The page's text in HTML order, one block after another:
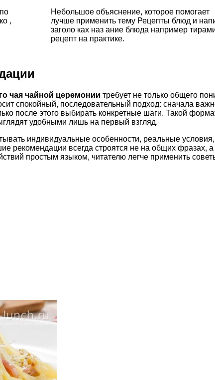
,
Небольшое объяснение, которое помогает
лучше применить тему Рецепты блюд и
заголо ках наз ание блюда например
рецепт на практике.
чая чайной церемонии требует не только общего
спокойный, последовательный подход: сначала
после этого выбирать конкретные шаги. Такой
удобными лишь на первый взгляд.
индивидуальные особенности, реальные
рекомендации всегда строятся не на общих фразах,
простым языком, читателю легче применить